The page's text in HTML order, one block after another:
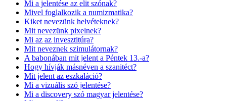
Mi a jelentése az elit szónak?
Mivel foglalkozik a numizmatika?
Kiket nevezünk helvéteknek?
Mit nevezünk pixelnek?
Mi az az invesztitúra?
Mit neveznek szimulátornak?
A babonában mit jelent a Péntek 13.-a?
Hogy hívják másnéven a szanitéct?
Mit jelent az eszkaláció?
Mi a vizuális szó jelentése?
Mi a discovery szó magyar jelentése?